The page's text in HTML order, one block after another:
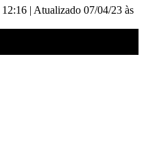
12:16 | Atualizado 07/04/23 às